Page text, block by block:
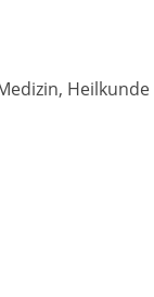
Heilkunde